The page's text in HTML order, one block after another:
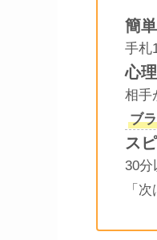
簡
手札
心
相手
ブ
ス
30分
「